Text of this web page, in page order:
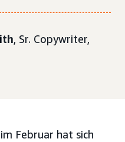
, Sr. Copywriter,
Februar hat sich